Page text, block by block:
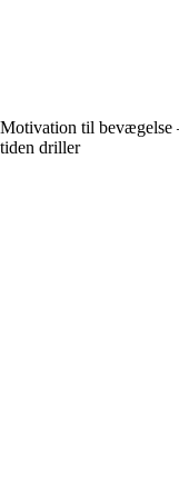
Motivation til bevægelse
tiden driller